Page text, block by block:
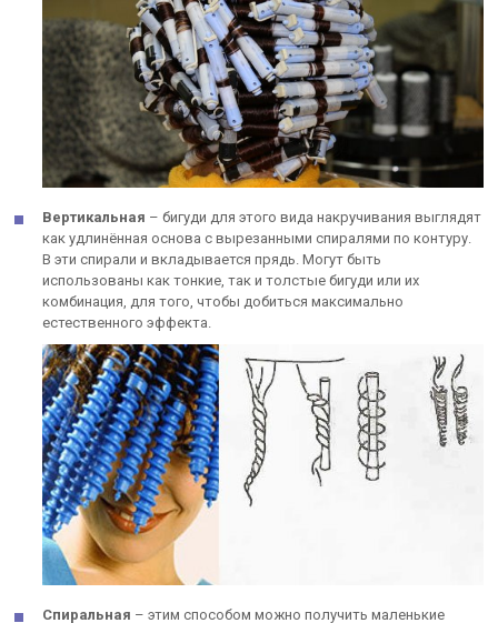
Вертикальная – бигуди для этого вида накручивания выглядят
как удлинённая основа с вырезанными спиралями по контуру.
В эти спирали и вкладывается прядь. Могут быть
использованы как тонкие, так и толстые бигуди или их
комбинация, для того, чтобы добиться максимально
естественного эффекта.
Спиральная – этим способом можно получить маленькие